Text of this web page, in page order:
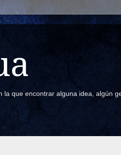
que encontrar alguna idea, algún